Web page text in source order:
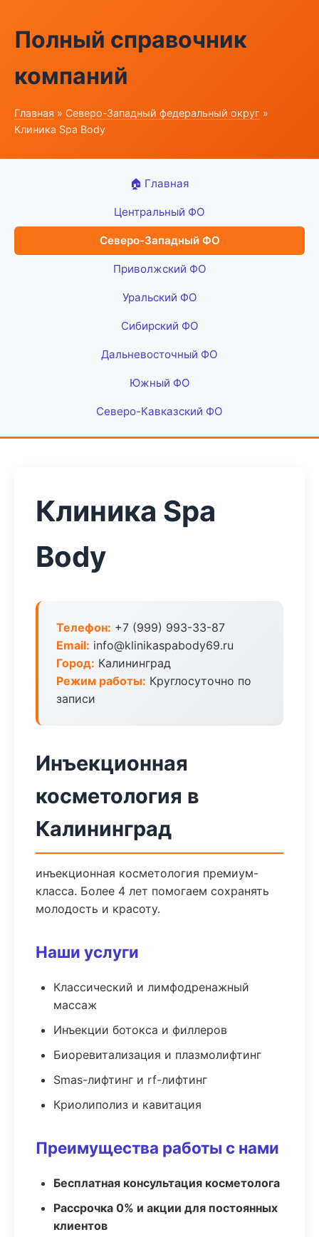
Полный справочник
компаний
Главная » Северо-Западный федеральный округ »
Клиника Spa Body
🏠 Главная
Центральный ФО
Северо-Западный ФО
Приволжский ФО
Уральский ФО
Сибирский ФО
Дальневосточный ФО
Южный ФО
Северо-Кавказский ФО
Клиника Spa
Body
Телефон: +7 (999) 993-33-87
Email: info@klinikaspabody69.ru
Город: Калининград
Режим работы: Круглосуточно по
записи
Инъекционная
косметология в
Калининград
инъекционная косметология премиум-
класса. Более 4 лет помогаем сохранять
молодость и красоту.
Наши услуги
Классический и лимфодренажный
массаж
Инъекции ботокса и филлеров
Биоревитализация и плазмолифтинг
Smas-лифтинг и rf-лифтинг
Криолиполиз и кавитация
Преимущества работы с нами
Бесплатная консультация косметолога
Рассрочка 0% и акции для постоянных
клиентов